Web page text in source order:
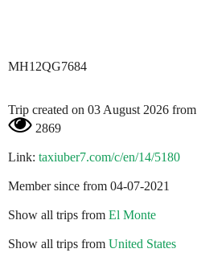
MH12QG7684
Trip created on 03 August 2026 from
2869
Link: taxiuber7.com/c/en/14/5180
Member since from 04-07-2021
Show all trips from El Monte
Show all trips from United States